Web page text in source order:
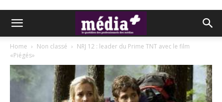
Home Non classé
NRJ 12 : leader du Prime TNT avec le film
«Piégés»